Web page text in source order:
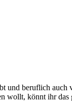
und beruflich
wollt, könnt ihr das